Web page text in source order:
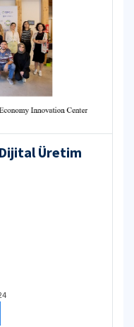
Üretim